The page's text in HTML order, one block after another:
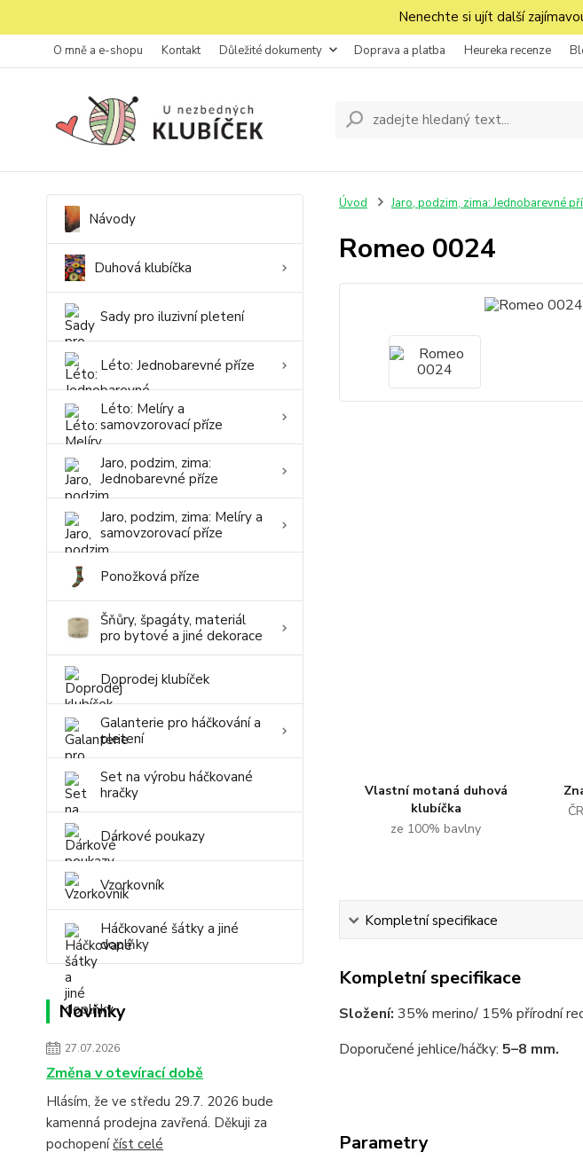
Nenechte si ujít další
O mně a e-shopu Kontakt Důležité dokumenty Doprava a platba Heureka recenze
Návody
Duhová klubíčka
Sady pro iluzivní pletení
Léto: Jednobarevné příze
Léto: Melíry a
samovzorovací příze
Jaro, podzim, zima:
Jednobarevné příze
Jaro, podzim, zima: Melíry a
samovzorovací příze
Ponožková příze
Šňůry, špagáty, materiál
pro bytové a jiné dekorace
Doprodej klubíček
Galanterie pro háčkování a
pletení
Set na výrobu háčkované
hračky
Dárkové poukazy
Vzorkovník
Háčkované šátky a jiné
doplňky
Novinky
27.07.2026
Změna v otevírací době
Hlásím, že ve středu 29.7. 2026 bude
kamenná prodejna zavřená. Děkuji za
pochopeníčíst celé
Úvod Jaro, podzim, zima: Jednobarevné
Romeo 0024
Vlastní motaná duhová
klubíčka
ze 100% bavlny
Kompletní specifikace
Kompletní specifikace
Složení: 35% merino/ 15% přírodní
Doporučené jehlice/háčky: 5–8 mm.
Parametry